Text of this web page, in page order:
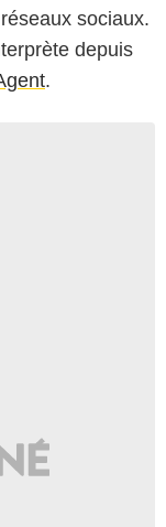
sociaux.
depuis
.